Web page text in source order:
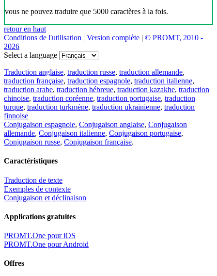
vous ne pouvez traduire que 5000 caractères à la fois.
retour en haut
Conditions de l'utilisation | Version complète | © PROMT, 2010 -
2026
Select a language
Traduction anglaise, traduction russe, traduction allemande,
traduction française, traduction espagnole, traduction italienne,
traduction arabe, traduction hébreue, traduction kazakhe, traduction
chinoise, traduction coréenne, traduction portugaise, traduction
turque, traduction turkmène, traduction ukrainienne, traduction
finnoise
Conjugaison espagnole, Conjugaison anglaise, Conjugaison
allemande, Conjugaison italienne, Conjugaison portugaise,
Conjugaison russe, Conjugaison française.
Caractéristiques
Traduction de texte
Exemples de contexte
Conjugaison et déclinaison
Applications gratuites
PROMT.One pour iOS
PROMT.One pour Android
Offres